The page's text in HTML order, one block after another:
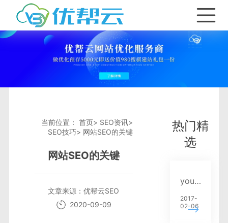
首页
产品与服务
SEO优化服务
SEO资讯
SEO技巧
关于我们
当前位置： 首页> SEO资讯>
SEO技巧> 网站SEO的关键
网站SEO的关键
文章来源：优帮云SEO
2020-09-09
热门精
选
youbangyun.cn新版正式上线 重点推广云排名系列服务
2017-
02-06